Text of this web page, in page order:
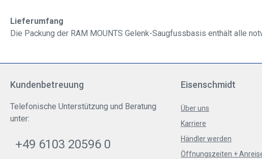
Lieferumfang
Die Packung der RAM MOUNTS Gelenk-Saugfussbasis enthält alle
Kundenbetreuung
Telefonische Unterstützung und Beratung
unter:
+49 6103 20596 0
Eisenschmidt
Über uns
Karriere
Händler werden
Öffnungszeiten +